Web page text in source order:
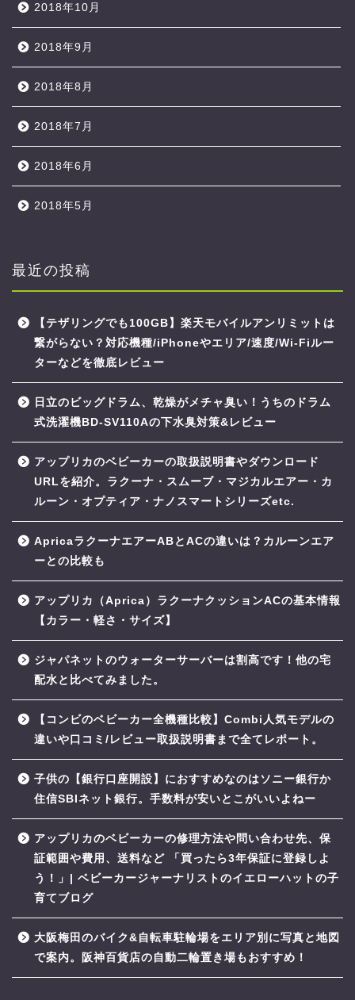
2018年10月
2018年9月
2018年8月
2018年7月
2018年6月
2018年5月
最近の投稿
【テザリングでも100GB】楽天モバイルアンリミットは
繋がらない？対応機種/iPhoneやエリア/速度/Wi-Fiルー
ターなどを徹底レビュー
日立のビッグドラム、乾燥がメチャ臭い！うちのドラム
式洗濯機BD-SV110Aの下水臭対策&レビュー
アップリカのベビーカーの取扱説明書やダウンロード
URLを紹介。ラクーナ・スムーブ・マジカルエアー・カ
ルーン・オプティア・ナノスマートシリーズetc.
ApricaラクーナエアーABとACの違いは？カルーンエア
ーとの比較も
アップリカ（Aprica）ラクーナクッションACの基本情報
【カラー・軽さ・サイズ】
ジャパネットのウォーターサーバーは割高です！他の宅
配水と比べてみました。
【コンビのベビーカー全機種比較】Combi人気モデルの
違いや口コミ/レビュー取扱説明書まで全てレポート。
子供の【銀行口座開設】におすすめなのはソニー銀行か
住信SBIネット銀行。手数料が安いとこがいいよねー
アップリカのベビーカーの修理方法や問い合わせ先、保
証範囲や費用、送料など 「買ったら3年保証に登録しよ
う！」| ベビーカージャーナリストのイエローハットの子
育てブログ
大阪梅田のバイク&自転車駐輪場をエリア別に写真と地図
で案内。阪神百貨店の自動二輪置き場もおすすめ！